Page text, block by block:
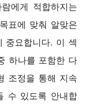
에게 적합하지는
표에 맞춰 알맞은
중요합니다. 이 섹
하나를 포함한 다
조정을 통해 지속
수 있도록 안내합